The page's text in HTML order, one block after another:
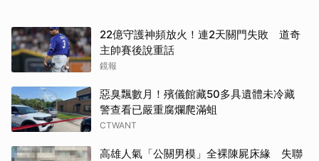
22億守護神頻放火！連2天關門失敗 道奇
主帥賽後說重話
鏡報
惡臭飄數月！殯儀館藏50多具遺體未冷藏
警查看已嚴重腐爛爬滿蛆
CTWANT
高雄人氣「公關男模」全裸陳屍床緣 失聯